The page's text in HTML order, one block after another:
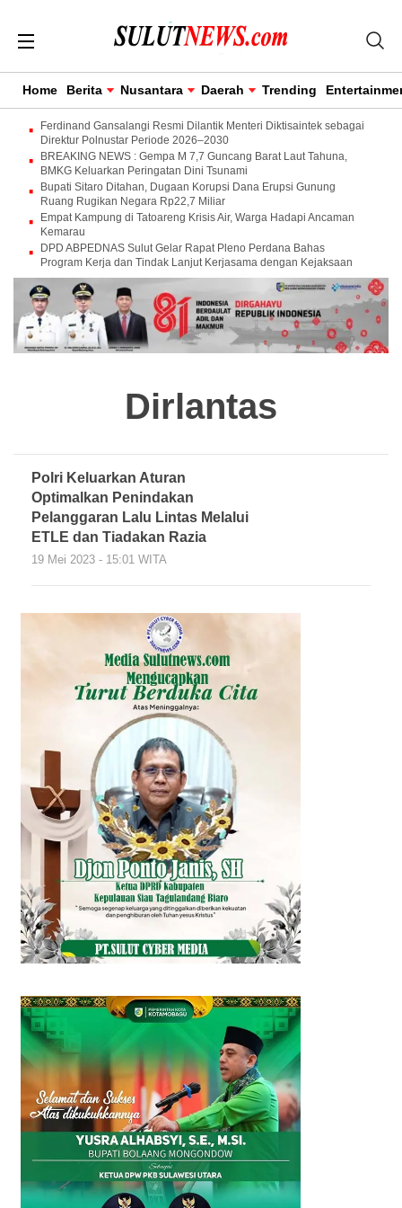
Home Berita Nusantara Daerah Trending
Ferdinand Gansalangi Resmi Dilantik Menteri Diktisaintek sebagai
Direktur Polnustar Periode 2026–2030
BREAKING NEWS : Gempa M 7,7 Guncang Barat Laut Tahuna,
BMKG Keluarkan Peringatan Dini Tsunami
Bupati Sitaro Ditahan, Dugaan Korupsi Dana Erupsi Gunung
Ruang Rugikan Negara Rp22,7 Miliar
Empat Kampung di Tatoareng Krisis Air, Warga Hadapi Ancaman
Kemarau
DPD ABPEDNAS Sulut Gelar Rapat Pleno Perdana Bahas
Program Kerja dan Tindak Lanjut Kerjasama dengan Kejaksaan
Dirlantas
Polri Keluarkan Aturan
Optimalkan Penindakan
Pelanggaran Lalu Lintas Melalui
ETLE dan Tiadakan Razia
19 Mei 2023 - 15:01 WITA